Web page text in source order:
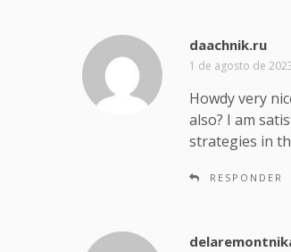
daachnik.ru
i
s
e
:
1 de agosto de
Howdy very
also? I am
strategies in
RESPONDER